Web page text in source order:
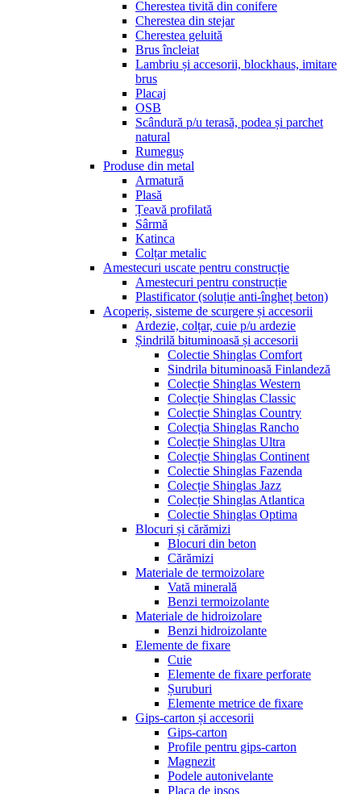
Cherestea tivită din conifere
Cherestea din stejar
Cherestea geluită
Brus încleiat
Lambriu și accesorii, blockhaus, imitare
brus
Placaj
OSB
Scândură p/u terasă, podea și parchet
natural
Rumeguș
Produse din metal
Armatură
Plasă
Țeavă profilată
Sârmă
Katinca
Colțar metalic
Amestecuri uscate pentru construcție
Amestecuri pentru construcție
Plastificator (soluție anti-îngheț beton)
Acoperiș, sisteme de scurgere și accesorii
Ardezie, colțar, cuie p/u ardezie
Șindrilă bituminoasă și accesorii
Colectie Shinglas Comfort
Sindrila bituminoasă Finlandeză
Colecție Shinglas Western
Colecție Shinglas Classic
Colecție Shinglas Country
Colecția Shinglas Rancho
Colecție Shinglas Ultra
Colecție Shinglas Continent
Colectie Shinglas Fazenda
Colecție Shinglas Jazz
Colecție Shinglas Atlantica
Colectie Shinglas Optima
Blocuri și cărămizi
Blocuri din beton
Cărămizi
Materiale de termoizolare
Vată minerală
Benzi termoizolante
Materiale de hidroizolare
Benzi hidroizolante
Elemente de fixare
Cuie
Elemente de fixare perforate
Șuruburi
Elemente metrice de fixare
Gips-carton și accesorii
Gips-carton
Profile pentru gips-carton
Magnezit
Podele autonivelante
Placa de ipsos